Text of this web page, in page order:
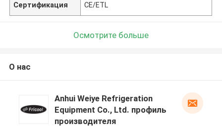
Сертификация CE/ETL
Осмотрите больше
О нас
Anhui Weiye Refrigeration
Equipment Co., Ltd. профиль
производителя